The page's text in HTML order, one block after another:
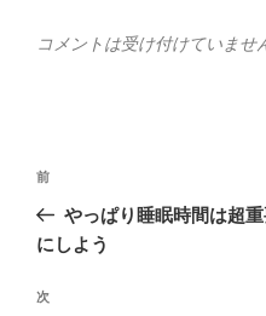
コメントは受け付けていませ
投
ナ
ゲ
前
の
投
前
やっぱり睡眠時間は超
にしよう
次
次